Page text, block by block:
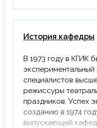
История кафедры
В 1973 году в КГИК
экспериментальный
специалистов
режиссуры
праздников. Успех
созданию в 1974
выпускающей